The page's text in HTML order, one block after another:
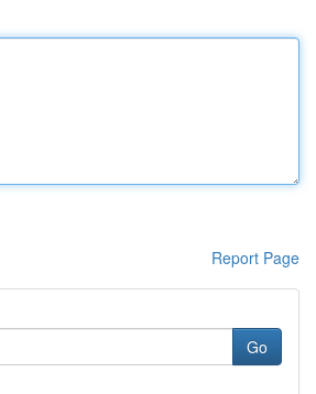
Report Page
Go